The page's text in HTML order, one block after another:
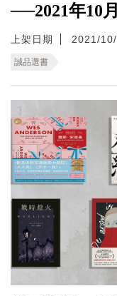
──2021年10
上架日期 2021/
誠品選書